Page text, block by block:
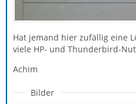
Hat jemand hier zufällig eine
viele HP- und Thunderbird-
Achim
Bilder